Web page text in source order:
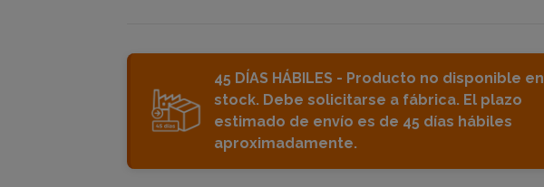
45 DÍAS HÁBILES - Producto no disponible en
stock. Debe solicitarse a fábrica. El plazo
estimado de envío es de 45 días hábiles
aproximadamente.